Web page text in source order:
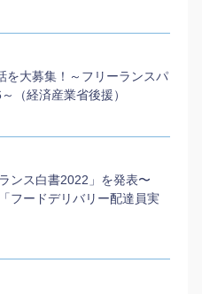
を大募集！～フリーランスパ
（経済産業省後援）
ンス白書2022」を発表〜
フードデリバリー配達員実